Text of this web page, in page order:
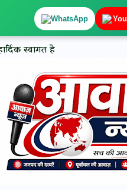
WhatsApp
स्वागत है